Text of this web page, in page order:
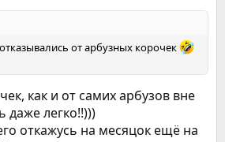
от арбузных корочек
как и от самих арбузов вне
даже легко!!)))
откажусь на месяцок ещё на